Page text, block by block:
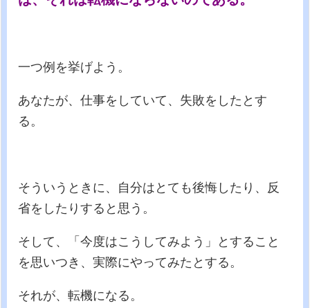
一つ例を挙げよう。
あなたが、仕事をしていて、失敗をしたとす
る。
そういうときに、自分はとても後悔したり、反
省をしたりすると思う。
そして、「今度はこうしてみよう」とすること
を思いつき、実際にやってみたとする。
それが、転機になる。